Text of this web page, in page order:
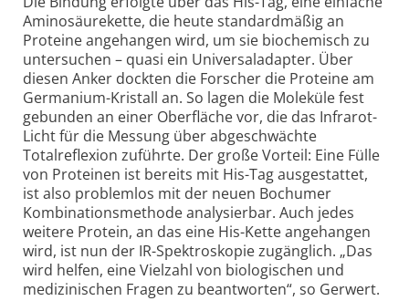
Aminosäurekette, die heute standardmäßig an
Proteine angehangen wird, um sie biochemisch zu
untersuchen – quasi ein Universaladapter. Über
diesen Anker dockten die Forscher die Proteine am
Germanium-Kristall an. So lagen die Moleküle fest
gebunden an einer Oberfläche vor, die das Infrarot-
Licht für die Messung über abgeschwächte
Totalreflexion zuführte. Der große Vorteil: Eine Fülle
von Proteinen ist bereits mit His-Tag ausgestattet,
ist also problemlos mit der neuen Bochumer
Kombinationsmethode analysierbar. Auch jedes
weitere Protein, an das eine His-Kette angehangen
wird, ist nun der IR-Spektroskopie zugänglich. „Das
wird helfen, eine Vielzahl von biologischen und
medizinischen Fragen zu beantworten“, so Gerwert.